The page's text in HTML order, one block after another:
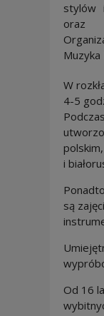
stylów
oraz
W
4-5
i
są
Od 16